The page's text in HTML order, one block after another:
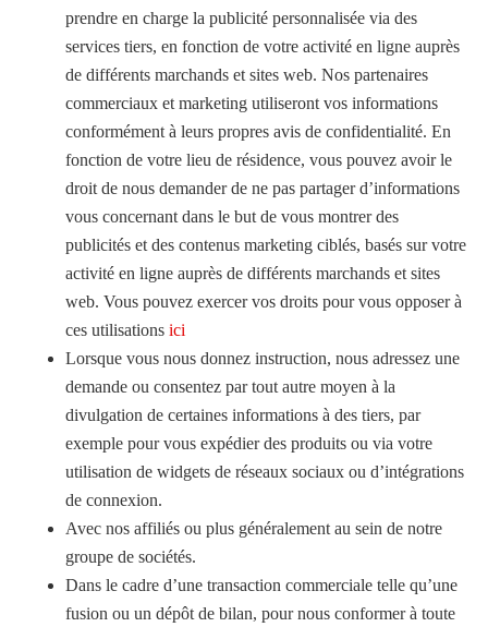
prendre en charge la publicité personnalisée via des
services tiers, en fonction de votre activité en ligne auprès
de différents marchands et sites web. Nos partenaires
commerciaux et marketing utiliseront vos informations
conformément à leurs propres avis de confidentialité. En
fonction de votre lieu de résidence, vous pouvez avoir le
droit de nous demander de ne pas partager d’informations
vous concernant dans le but de vous montrer des
publicités et des contenus marketing ciblés, basés sur votre
activité en ligne auprès de différents marchands et sites
web. Vous pouvez exercer vos droits pour vous opposer à
ces utilisations ici
Lorsque vous nous donnez instruction, nous adressez une
demande ou consentez par tout autre moyen à la
divulgation de certaines informations à des tiers, par
exemple pour vous expédier des produits ou via votre
utilisation de widgets de réseaux sociaux ou d’intégrations
de connexion.
Avec nos affiliés ou plus généralement au sein de notre
groupe de sociétés.
Dans le cadre d’une transaction commerciale telle qu’une
fusion ou un dépôt de bilan, pour nous conformer à toute